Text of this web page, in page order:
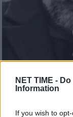
NET TIME -
Information
If you wish to